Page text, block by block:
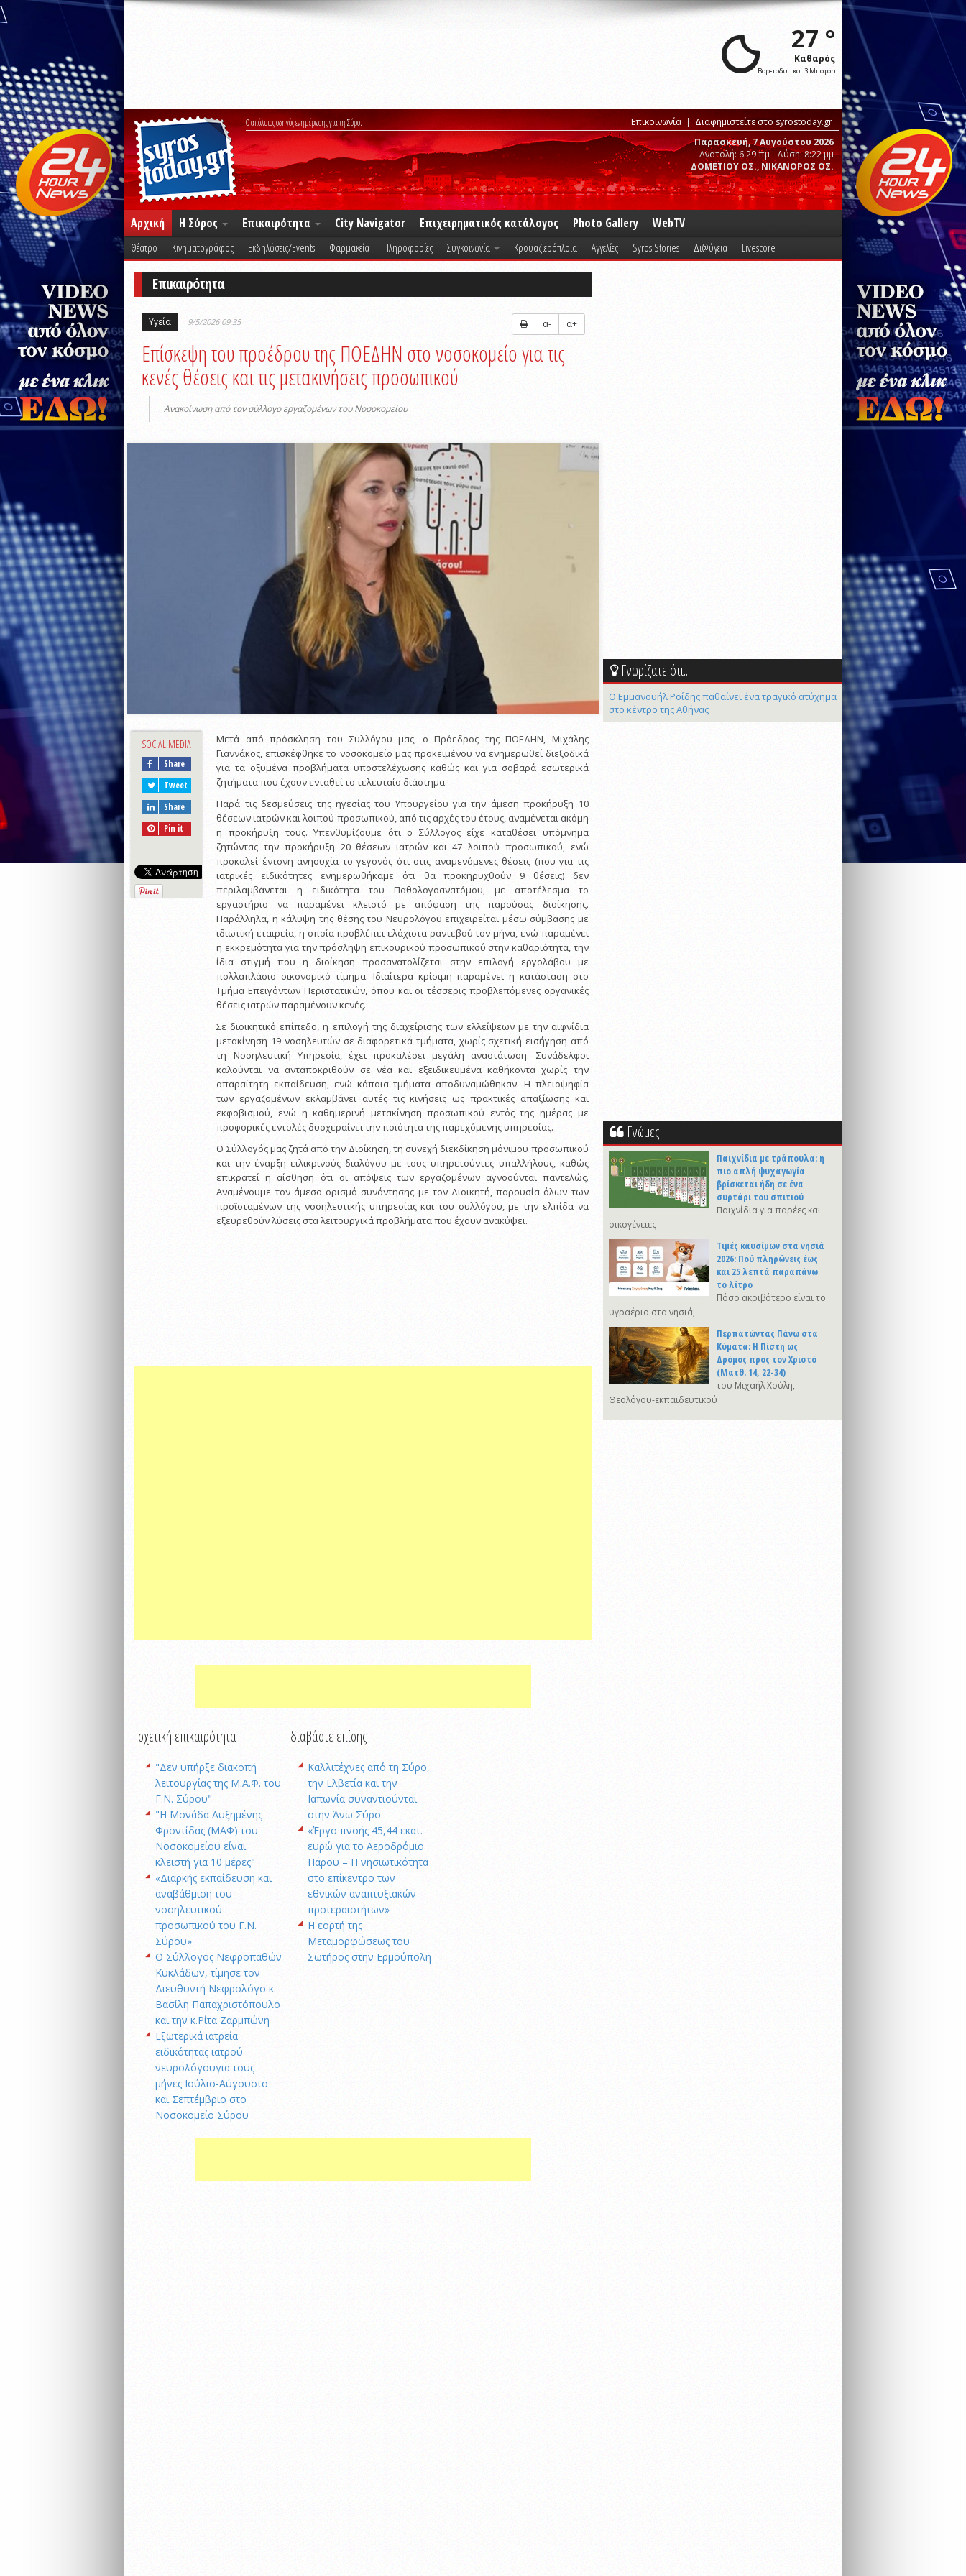
27 °
Καθαρός
Βορειοδυτικοί 3 Μποφόρ
Ο απόλυτος οδηγός ενημέρωσης για τη Σύρο. Επικοινωνία
Διαφημιστείτε στο syrostoday.gr
Παρασκευή, 7 Αυγούστου 2026
Ανατολή: 6:29 πμ - Δύση: 8:22 μμ
ΔΟΜΕΤΙΟΥ ΟΣ., ΝΙΚΑΝΟΡΟΣ ΟΣ.
Αρχική Η Σύρος Επικαιρότητα City Navigator Επιχειρηματικός κατάλογος Photo Gallery WebTV
Θέατρο Κινηματογράφος Εκδηλώσεις/Events Φαρμακεία Πληροφορίες Συγκοινωνία Κρουαζιερόπλοια Αγγελίες Syros Stories Δι@ύγεια Livescore
Επικαιρότητα
Υγεία 9/5/2026 09:35 α- α+
Επίσκεψη του προέδρου της ΠΟΕΔΗΝ στο νοσοκομείο για τις
κενές θέσεις και τις μετακινήσεις προσωπικού
Ανακοίνωση από τον σύλλογο εργαζομένων του Νοσοκομείου
SOCIAL MEDIA
Share
Tweet
Share
Pin it
Μετά από πρόσκληση του Συλλόγου μας, ο Πρόεδρος της ΠΟΕΔΗΝ, Μιχάλης
Γιαννάκος, επισκέφθηκε το νοσοκομείο μας προκειμένου να ενημερωθεί διεξοδικά
για τα οξυμένα προβλήματα υποστελέχωσης καθώς και για σοβαρά εσωτερικά
ζητήματα που έχουν ενταθεί το τελευταίο διάστημα.
Παρά τις δεσμεύσεις της ηγεσίας του Υπουργείου για την άμεση προκήρυξη 10
θέσεων ιατρών και λοιπού προσωπικού, από τις αρχές του έτους, αναμένεται ακόμη
η προκήρυξη τους. Υπενθυμίζουμε ότι ο Σύλλογος είχε καταθέσει υπόμνημα
ζητώντας την προκήρυξη 20 θέσεων ιατρών και 47 λοιπού προσωπικού, ενώ
προκαλεί έντονη ανησυχία το γεγονός ότι στις αναμενόμενες θέσεις (που για τις
ιατρικές ειδικότητες ενημερωθήκαμε ότι θα προκηρυχθούν 9 θέσεις) δεν
περιλαμβάνεται η ειδικότητα του Παθολογοανατόμου, με αποτέλεσμα το
εργαστήριο να παραμένει κλειστό με απόφαση της παρούσας διοίκησης.
Παράλληλα, η κάλυψη της θέσης του Νευρολόγου επιχειρείται μέσω σύμβασης με
ιδιωτική εταιρεία, η οποία προβλέπει ελάχιστα ραντεβού τον μήνα, ενώ παραμένει
η εκκρεμότητα για την πρόσληψη επικουρικού προσωπικού στην καθαριότητα, την
ίδια στιγμή που η διοίκηση προσανατολίζεται στην επιλογή εργολάβου με
πολλαπλάσιο οικονομικό τίμημα. Ιδιαίτερα κρίσιμη παραμένει η κατάσταση στο
Τμήμα Επειγόντων Περιστατικών, όπου και οι τέσσερις προβλεπόμενες οργανικές
θέσεις ιατρών παραμένουν κενές.
Σε διοικητικό επίπεδο, η επιλογή της διαχείρισης των ελλείψεων με την αιφνίδια
μετακίνηση 19 νοσηλευτών σε διαφορετικά τμήματα, χωρίς σχετική εισήγηση από
τη Νοσηλευτική Υπηρεσία, έχει προκαλέσει μεγάλη αναστάτωση. Συνάδελφοι
καλούνται να ανταποκριθούν σε νέα και εξειδικευμένα καθήκοντα χωρίς την
απαραίτητη εκπαίδευση, ενώ κάποια τμήματα αποδυναμώθηκαν. Η πλειοψηφία
των εργαζομένων εκλαμβάνει αυτές τις κινήσεις ως πρακτικές απαξίωσης και
εκφοβισμού, ενώ η καθημερινή μετακίνηση προσωπικού εντός της ημέρας με
προφορικές εντολές δυσχεραίνει την ποιότητα της παρεχόμενης υπηρεσίας.
Ο Σύλλογός μας ζητά από την Διοίκηση, τη συνεχή διεκδίκηση μόνιμου προσωπικού
και την έναρξη ειλικρινούς διαλόγου με τους υπηρετούντες υπαλλήλους, καθώς
επικρατεί η αίσθηση ότι οι απόψεις των εργαζομένων αγνοούνται παντελώς.
Αναμένουμε τον άμεσο ορισμό συνάντησης με τον Διοικητή, παρουσία όλων των
προϊσταμένων της νοσηλευτικής υπηρεσίας και του συλλόγου, με την ελπίδα να
εξευρεθούν λύσεις στα λειτουργικά προβλήματα που έχουν ανακύψει.
σχετική επικαιρότητα
"Δεν υπήρξε διακοπή
λειτουργίας της Μ.Α.Φ. του
Γ.Ν. Σύρου"
"Η Μονάδα Αυξημένης
Φροντίδας (ΜΑΦ) του
Νοσοκομείου είναι
κλειστή για 10 μέρες"
«Διαρκής εκπαίδευση και
αναβάθμιση του
νοσηλευτικού
προσωπικού του Γ.Ν.
Σύρου»
O Σύλλογος Νεφροπαθών
Κυκλάδων, τίμησε τον
Διευθυντή Νεφρολόγο κ.
Βασίλη Παπαχριστόπουλο
και την κ.Ρίτα Ζαρμπώνη
Eξωτερικά ιατρεία
ειδικότητας ιατρού
νευρολόγουγια τους
μήνες Ιούλιο-Αύγουστο
και Σεπτέμβριο στο
Νοσοκομείο Σύρου
διαβάστε επίσης
Καλλιτέχνες από τη Σύρο,
την Ελβετία και την
Ιαπωνία συναντιούνται
στην Άνω Σύρο
«Έργο πνοής 45,44 εκατ.
ευρώ για το Αεροδρόμιο
Πάρου – Η νησιωτικότητα
στο επίκεντρο των
εθνικών αναπτυξιακών
προτεραιοτήτων»
Η εορτή της
Μεταμορφώσεως του
Σωτήρος στην Ερμούπολη
Γνωρίζατε ότι...
Ο Εμμανουήλ Ροΐδης παθαίνει ένα τραγικό ατύχημα
στο κέντρο της Αθήνας
Γνώμες
Παιχνίδια με τράπουλα: η
πιο απλή ψυχαγωγία
βρίσκεται ήδη σε ένα
συρτάρι του σπιτιού
Παιχνίδια για παρέες και
οικογένειες
Τιμές καυσίμων στα νησιά
2026: Πού πληρώνεις έως
και 25 λεπτά παραπάνω
το λίτρο
Πόσο ακριβότερο είναι το
υγραέριο στα νησιά;
Περπατώντας Πάνω στα
Κύματα: Η Πίστη ως
Δρόμος προς τον Χριστό
(Ματθ. 14, 22-34)
του Μιχαήλ Χούλη,
Θεολόγου-εκπαιδευτικού